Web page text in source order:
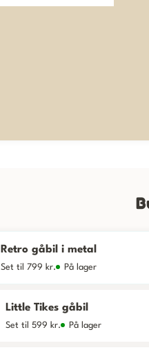
Retro gåbil i metal
Set til 799 kr. På lager
Little Tikes gåbil
Set til 599 kr. På lager